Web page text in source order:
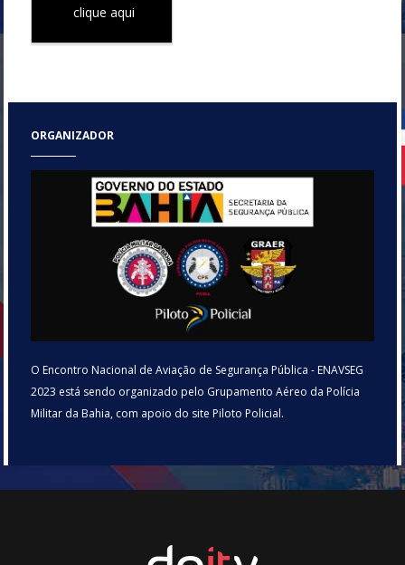
clique aqui
ORGANIZADOR
O Encontro Nacional de Aviação de Segurança Pública - ENAVSEG
2023 está sendo organizado pelo Grupamento Aéreo da Polícia
Militar da Bahia, com apoio do site Piloto Policial.